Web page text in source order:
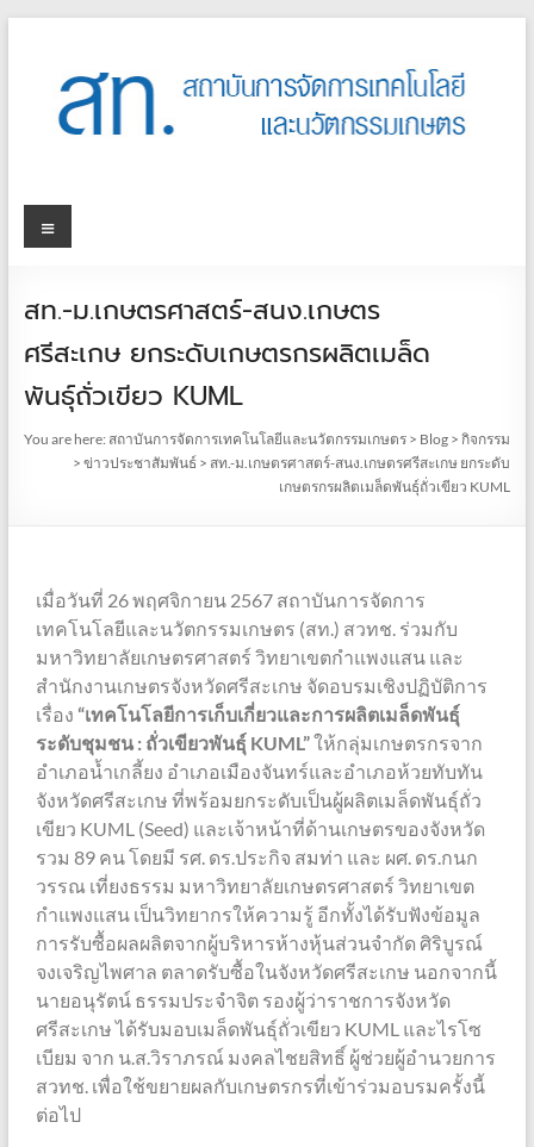
สท.-ม.เกษตรศาสตร์-สนง.เกษตร
ศรีสะเกษ ยกระดับเกษตรกรผลิตเมล็ด
พันธุ์ถั่วเขียว KUML
You are here: สถาบันการจัดการเทคโนโลยีและนวัตกรรมเกษตร > Blog >กิจกรรม
>ข่าวประชาสัมพันธ์ > สท.-ม.เกษตรศาสตร์-สนง.เกษตรศรีสะเกษ ยกระดับ
เกษตรกรผลิตเมล็ดพันธุ์ถั่วเขียว KUML
เมื่อวันที่ 26 พฤศจิกายน 2567 สถาบันการจัดการ
เทคโนโลยีและนวัตกรรมเกษตร (สท.) สวทช. ร่วมกับ
มหาวิทยาลัยเกษตรศาสตร์ วิทยาเขตกำแพงแสน และ
สำนักงานเกษตรจังหวัดศรีสะเกษ จัดอบรมเชิงปฏิบัติการ
เรื่อง “เทคโนโลยีการเก็บเกี่ยวและการผลิตเมล็ดพันธุ์
ระดับชุมชน : ถั่วเขียวพันธุ์ KUML”ให้กลุ่มเกษตรกรจาก
อำเภอน้ำเกลี้ยง อำเภอเมืองจันทร์และอำเภอห้วยทับทัน
จังหวัดศรีสะเกษ ที่พร้อมยกระดับเป็นผู้ผลิตเมล็ดพันธุ์ถั่ว
เขียว KUML (Seed) และเจ้าหน้าที่ด้านเกษตรของจังหวัด
รวม 89 คน โดยมี รศ. ดร.ประกิจ สมท่า และ ผศ. ดร.กนก
วรรณ เที่ยงธรรม มหาวิทยาลัยเกษตรศาสตร์ วิทยาเขต
กำแพงแสน เป็นวิทยากรให้ความรู้ อีกทั้งได้รับฟังข้อมูล
การรับซื้อผลผลิตจากผู้บริหารห้างหุ้นส่วนจำกัด ศิริบูรณ์
จงเจริญไพศาล ตลาดรับซื้อในจังหวัดศรีสะเกษ นอกจากนี้
นายอนุรัตน์ ธรรมประจำจิต รองผู้ว่าราชการจังหวัด
ศรีสะเกษ ได้รับมอบเมล็ดพันธุ์ถั่วเขียว KUML และไรโซ
เบียม จาก น.ส.วิราภรณ์ มงคลไชยสิทธิ์ ผู้ช่วยผู้อำนวยการ
สวทช. เพื่อใช้ขยายผลกับเกษตรกรที่เข้าร่วมอบรมครั้งนี้
ต่อไป